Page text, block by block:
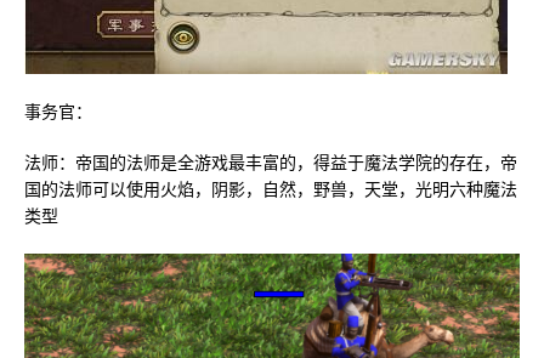
事务官：
法师：帝国的法师是全游戏最丰富的，得益于魔法学院的存在，帝
国的法师可以使用火焰，阴影，自然，野兽，天堂，光明六种魔法
类型